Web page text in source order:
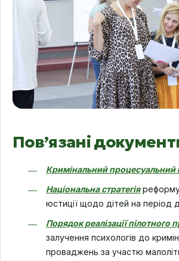
Пов’язані
Кримінальний процесуальний
Національна стратегія
юстиції щодо дітей на період
Порядок реалізації пілотного
залучення психологів до
проваджень за участю